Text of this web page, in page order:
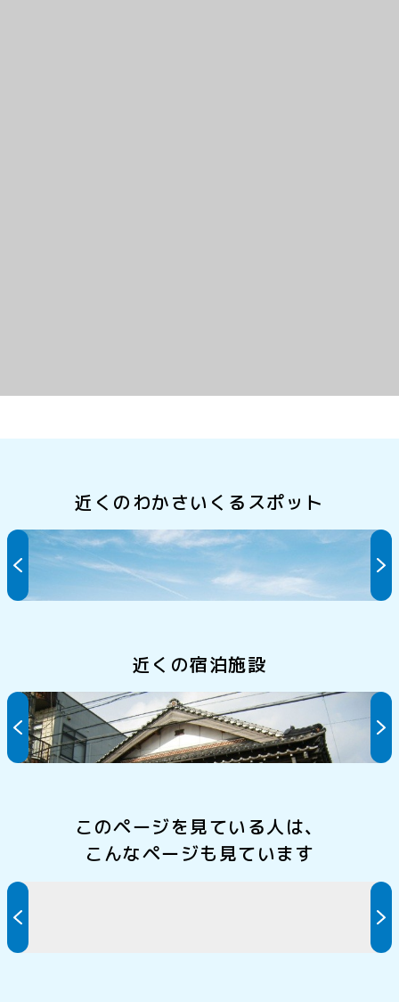
近くのわかさいくるスポット
あかぐり海釣公園
近くの宿泊施設
藤井旅館
このページを見ている人は、
こんなページも見ています